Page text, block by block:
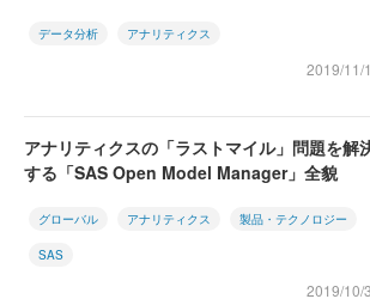
データ分析 アナリティクス
2019/11/
アナリティクスの「ラストマイル」問題を解
する「SAS Open Model Manager」全貌
グローバル アナリティクス 製品・テクノロジー
SAS
2019/10/